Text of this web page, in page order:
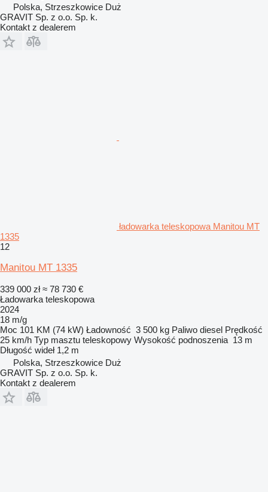
Polska, Strzeszkowice Duż
GRAVIT Sp. z o.o. Sp. k.
Kontakt z dealerem
ładowarka teleskopowa Manitou MT
1335
12
Manitou MT 1335
339 000 zł ≈ 78 730 €
Ładowarka teleskopowa
2024
18 m/g
Moc 101 KM (74 kW) Ładowność 3 500 kg Paliwo diesel Prędkość
25 km/h Typ masztu teleskopowy Wysokość podnoszenia 13 m
Długość wideł 1,2 m
Polska, Strzeszkowice Duż
GRAVIT Sp. z o.o. Sp. k.
Kontakt z dealerem